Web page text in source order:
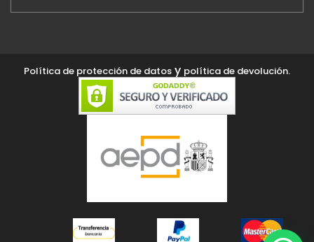
Política de protección de datos y política de devolución.